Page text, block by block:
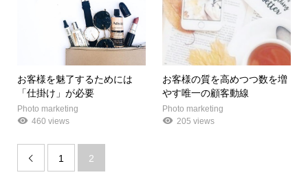
お客様を魅了するためには
「仕掛け」が必要
Photo marketing
460 views
お客様の質を高めつつ数を増
やす唯一の顧客動線
Photo marketing
205 views
 1 2